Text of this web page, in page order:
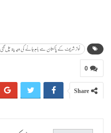
نواز شریف کے پاکستان سے باہرجانے کی وجہ پتہ چل گئی
0
Share